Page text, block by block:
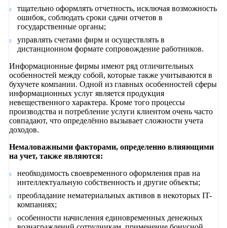
тщательно оформлять отчетность, исключая возможность
ошибок, соблюдать сроки сдачи отчетов в
государственные органы;
управлять счетами фирм и осуществлять в
дистанционном формате сопровождение работников.
Информационные фирмы имеют ряд отличительных
особенностей между собой, которые также учитываются в
бухучете компании. Одной из главных особенностей сферы
информационных услуг является продукция
невещественного характера. Кроме того процессы
производства и потребление услуги клиентом очень часто
совпадают, что определённо вызывает сложности учета
доходов.
Немаловажными факторами, определенно влияющими
на учет, также являются:
необходимость своевременного оформления прав на
интеллектуальную собственность и другие объекты;
преобладание нематериальных активов в некоторых IT-
компаниях;
особенности начисления единовременных денежных